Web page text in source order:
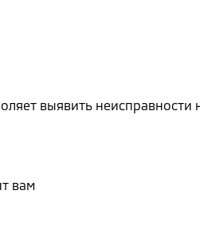
выявить неисправности
вам